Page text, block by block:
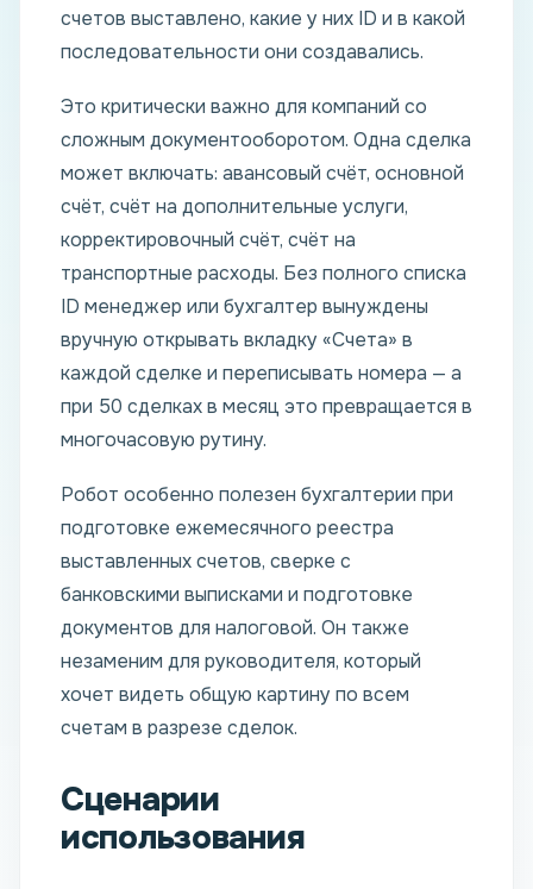
счетов выставлено, какие у них ID и в какой
последовательности они создавались.
Это критически важно для компаний со
сложным документооборотом. Одна сделка
может включать: авансовый счёт, основной
счёт, счёт на дополнительные услуги,
корректировочный счёт, счёт на
транспортные расходы. Без полного списка
ID менеджер или бухгалтер вынуждены
вручную открывать вкладку «Счета» в
каждой сделке и переписывать номера — а
при 50 сделках в месяц это превращается в
многочасовую рутину.
Робот особенно полезен бухгалтерии при
подготовке ежемесячного реестра
выставленных счетов, сверке с
банковскими выписками и подготовке
документов для налоговой. Он также
незаменим для руководителя, который
хочет видеть общую картину по всем
счетам в разрезе сделок.
Сценарии
использования